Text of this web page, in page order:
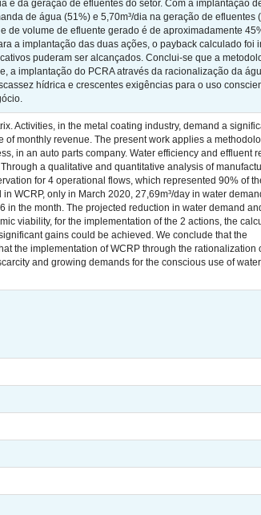
da geração de efluentes do setor. Com a implantação
de água (51%) e 5,70m³/dia na geração de efluentes
de volume de efluente gerado é de aproximadamente
a implantação das duas ações, o payback calculado foi
puderam ser alcançados. Conclui-se que a
a implantação do PCRA através da racionalização da
hídrica e crescentes exigências para o uso
Activities, in the metal coating industry, demand a
monthly revenue. The present work applies a
in an auto parts company. Water efficiency and effluent
a qualitative and quantitative analysis of
for 4 operational flows, which represented 90% of
WCRP, only in March 2020, 27,69m³/day in water
the month. The projected reduction in water demand
viability, for the implementation of the 2 actions, the
gains could be achieved. We conclude that the
the implementation of WCRP through the rationalization
and growing demands for the conscious use of